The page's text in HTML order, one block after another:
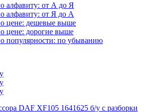
алфавиту: от А до Я
алфавиту: от Я до А
цене: дешевые выше
цене: дорогие выше
популярности: по убыванию